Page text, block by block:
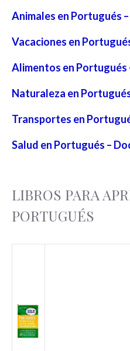
Animales en Portugués
Vacaciones en
Alimentos en Portugués
Naturaleza en
Transportes en
Salud en Portugués –
LIBROS PARA
PORTUGUÉS